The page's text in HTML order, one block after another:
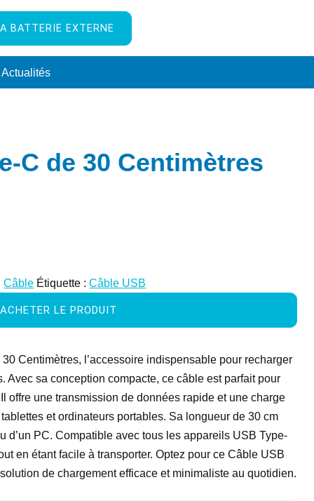
BATTERIE EXTERNE
Actualités
C de 30 Centimètres
Câble Étiquette :Câble USB
ACHETER LE PRODUIT
Centimètres, l’accessoire indispensable pour recharger
Avec sa conception compacte, ce câble est parfait pour
offre une transmission de données rapide et une charge
et ordinateurs portables. Sa longueur de 30 cm
d’un PC. Compatible avec tous les appareils USB Type-
en étant facile à transporter. Optez pour ce Câble USB
de chargement efficace et minimaliste au quotidien.